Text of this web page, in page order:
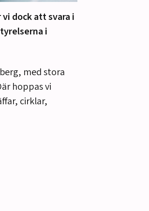
dock att svara i
i
med stora
hoppas vi
cirklar,